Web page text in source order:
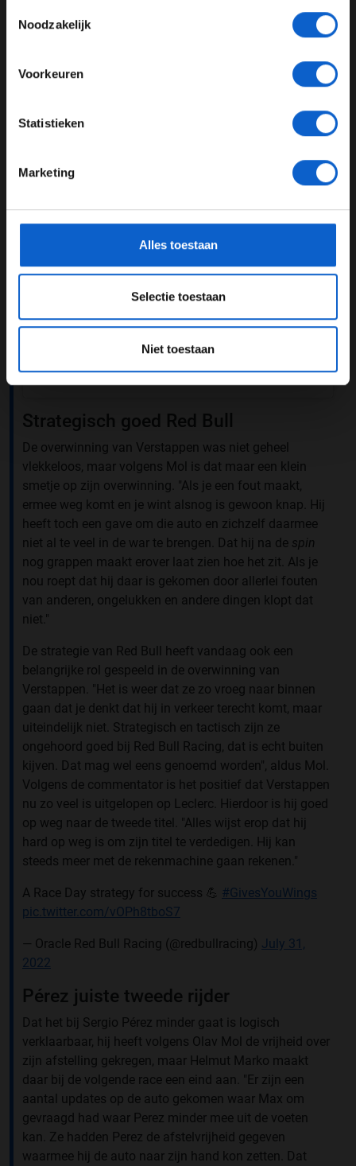
Noodzakelijk
Voorkeuren
Statistieken
Marketing
Alles toestaan
Selectie toestaan
Niet toestaan
Een bericht gedeeld door Scuderia Ferrari (@scuderiaferrari)
Strategisch goed Red Bull
De overwinning van Verstappen was niet geheel
vlekkeloos, maar volgens Mol is dat maar een klein
smetje op zijn overwinning. "Als je een fout maakt,
ermee weg komt en je wint alsnog is gewoon knap. Hij
heeft toch een gave om die auto en zichzelf daarmee
niet al te veel in de war te brengen. Dat hij na de spin
nog grappen maakt erover laat zien hoe het zit. Als je
nou roept dat hij daar is gekomen door allerlei fouten
van anderen, ongelukken en andere dingen klopt dat
niet."
De strategie van Red Bull heeft vandaag ook een
belangrijke rol gespeeld in de overwinning van
Verstappen. "Het is weer dat ze zo vroeg naar binnen
gaan dat je denkt dat hij in verkeer terecht komt, maar
uiteindelijk niet. Strategisch en tactisch zijn ze
ongehoord goed bij Red Bull Racing, dat is echt buiten
kijven. Dat mag wel eens genoemd worden", aldus Mol.
Volgens de commentator is het positief dat Verstappen
nu zo veel is uitgelopen op Leclerc. Hierdoor is hij goed
op weg naar de tweede titel. "Alles wijst erop dat hij
hard op weg is om zijn titel te verdedigen. Hij kan
steeds meer met de rekenmachine gaan rekenen."
A Race Day strategy for success 💪 #GivesYouWings
pic.twitter.com/vOPh8tboS7
— Oracle Red Bull Racing (@redbullracing) July 31,
2022
Pérez juiste tweede rijder
Dat het bij Sergio Pérez minder gaat is logisch
verklaarbaar, hij heeft volgens Olav Mol de vrijheid over
zijn afstelling gekregen, maar Helmut Marko maakt
daar bij de volgende race een eind aan. "Er zijn een
aantal updates op de auto gekomen waar Max om
gevraagd had waar Perez minder mee uit de voeten
kan. Ze hadden Perez de afstelvrijheid gegeven
waarmee hij de auto naar zijn hand kon zetten. Dat
voor meer informatie over
gegevensgebruik en -bescherming.